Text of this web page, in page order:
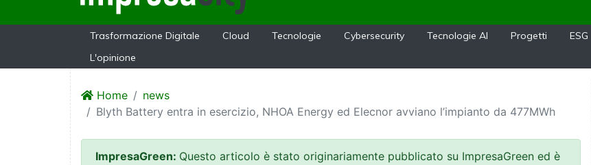
Trasformazione Digitale Cloud Tecnologie Cybersecurity Tecnologie AI Progetti ESG
L'opinione
Home
news
Blyth Battery entra in esercizio, NHOA Energy ed Elecnor avviano l’impianto da 477MWh
ImpresaGreen: Questo articolo è stato originariamente pubblicato su ImpresaGreen ed è